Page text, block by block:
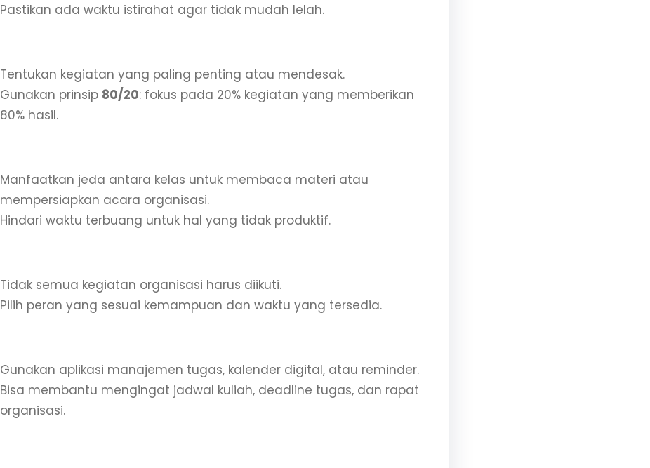
Pastikan ada waktu istirahat agar tidak mudah lelah.
Tentukan kegiatan yang paling penting atau mendesak.
Gunakan prinsip 80/20: fokus pada 20% kegiatan yang memberikan
80% hasil.
Manfaatkan jeda antara kelas untuk membaca materi atau
mempersiapkan acara organisasi.
Hindari waktu terbuang untuk hal yang tidak produktif.
Tidak semua kegiatan organisasi harus diikuti.
Pilih peran yang sesuai kemampuan dan waktu yang tersedia.
Gunakan aplikasi manajemen tugas, kalender digital, atau reminder.
Bisa membantu mengingat jadwal kuliah, deadline tugas, dan rapat
organisasi.